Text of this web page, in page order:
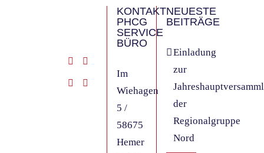
KONTAKT
PHCG
SERVICE
BÜRO
Im
Wiehagen
5 /
58675
Hemer
NEUESTE
BEITRÄGE
Einladung
zur
der
Regionalgruppe
Nord